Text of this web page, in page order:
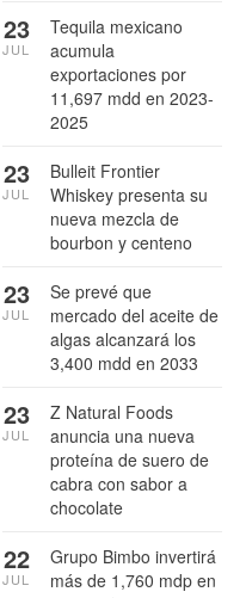
Tequila mexicano
acumula
exportaciones por
11,697 mdd en 2023-
2025
23
JUL
Bulleit Frontier
Whiskey presenta su
nueva mezcla de
bourbon y centeno
23
JUL
Se prevé que
mercado del aceite de
algas alcanzará los
3,400 mdd en 2033
23
JUL
Z Natural Foods
anuncia una nueva
proteína de suero de
cabra con sabor a
chocolate
23
JUL
Grupo Bimbo invertirá
más de 1,760 mdp en
22
JUL